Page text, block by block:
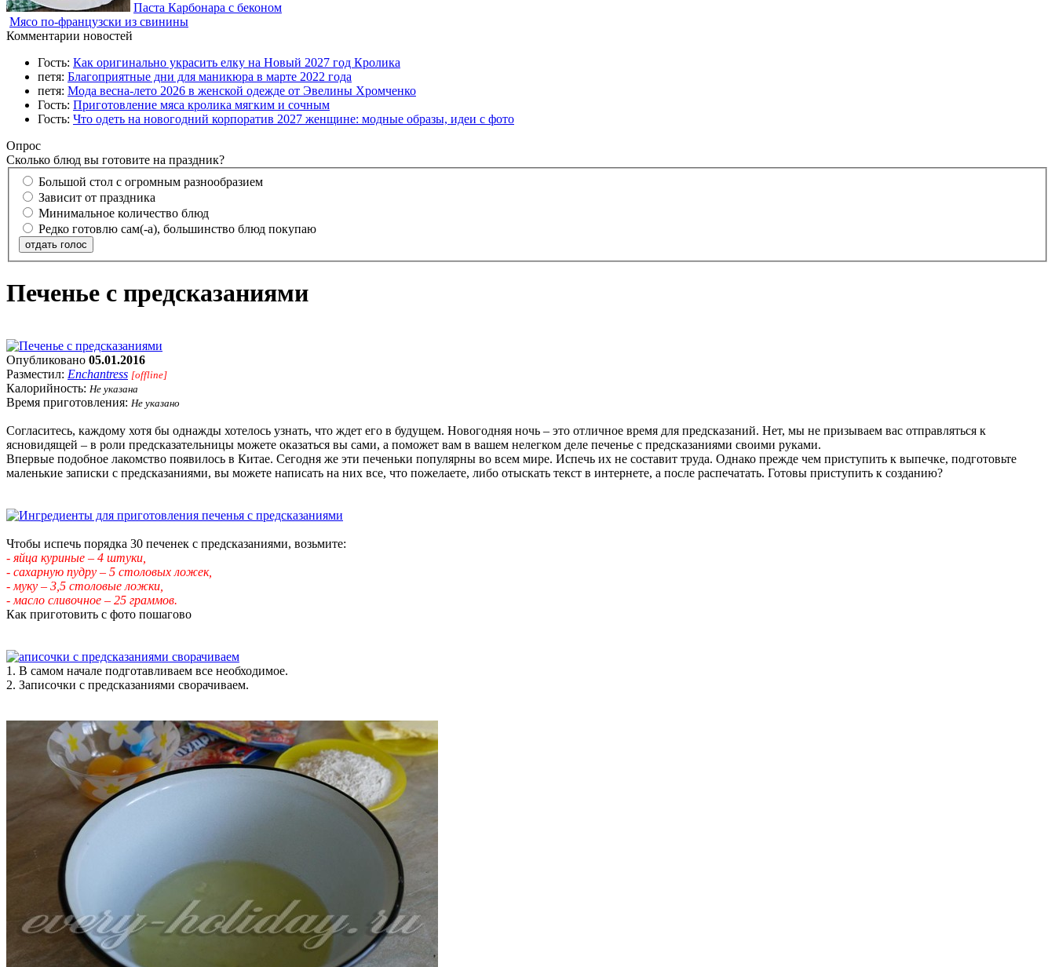
Паста Карбонара с беконом
Мясо по-французски из свинины
Комментарии новостей
Гость: Как оригинально украсить елку на Новый 2027 год Кролика
петя: Благоприятные дни для маникюра в марте 2022 года
петя: Мода весна-лето 2026 в женской одежде от Эвелины Хромченко
Гость: Приготовление мяса кролика мягким и сочным
Гость: Что одеть на новогодний корпоратив 2027 женщине: модные образы, идеи с фото
Опрос
Сколько блюд вы готовите на праздник?
Большой стол с огромным разнообразием
Зависит от праздника
Минимальное количество блюд
Редко готовлю сам(-а), большинство блюд покупаю
отдать голос
Печенье с предсказаниями
Опубликовано 05.01.2016
Разместил: Enchantress [offline]
Калорийность: Не указана
Время приготовления: Не указано
Согласитесь, каждому хотя бы однажды хотелось узнать, что ждет его в будущем. Новогодняя ночь – это отличное время для предсказаний. Нет, мы не призываем вас отправляться к
ясновидящей – в роли предсказательницы можете оказаться вы сами, а поможет вам в вашем нелегком деле печенье с предсказаниями своими руками.
Впервые подобное лакомство появилось в Китае. Сегодня же эти печеньки популярны во всем мире. Испечь их не составит труда. Однако прежде чем приступить к выпечке, подготовьте
маленькие записки с предсказаниями, вы можете написать на них все, что пожелаете, либо отыскать текст в интернете, а после распечатать. Готовы приступить к созданию?
Чтобы испечь порядка 30 печенек с предсказаниями, возьмите:
- яйца куриные – 4 штуки,
- сахарную пудру – 5 столовых ложек,
- муку – 3,5 столовые ложки,
- масло сливочное – 25 граммов.
Как приготовить с фото пошагово
1. В самом начале подготавливаем все необходимое.
2. Записочки с предсказаниями сворачиваем.